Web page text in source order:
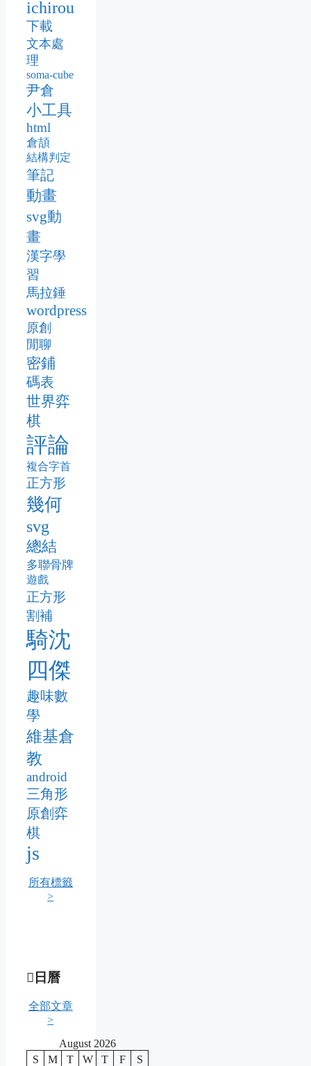
ichirou
下載
文本處
理
soma-cube
尹倉
小工具
html
倉頡
結構判定
筆記
動畫
svg動
畫
漢字學
習
馬拉錘
wordpress
原創
閒聊
密鋪
碼表
世界弈
棋
評論
複合字首
正方形
幾何
svg
總結
多聯骨牌
遊戲
正方形
割補
騎沈
四傑
趣味數
學
維基倉
教
android
三角形
原創弈
棋
js
所有標籤
>
日曆
全部文章
>
August 2026
S
M T W T F S